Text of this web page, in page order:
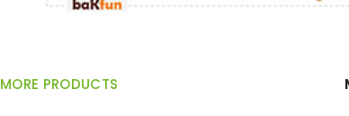
MORE PRODUCTS